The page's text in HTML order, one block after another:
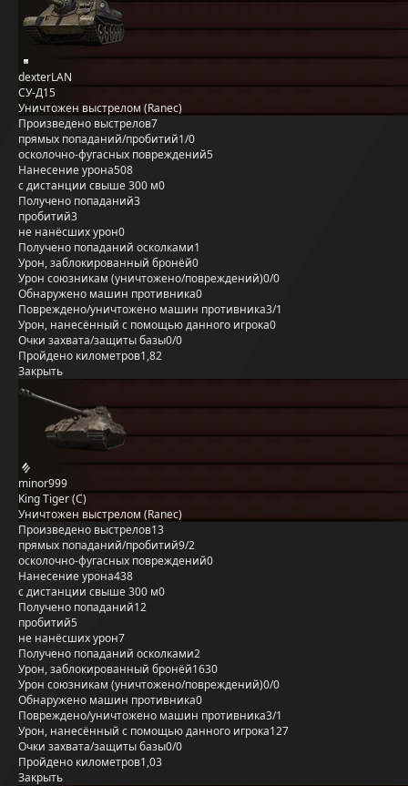
dexterLAN
СУ-Д15
Уничтожен выстрелом (Ranec)
Произведено выстрелов7
прямых попаданий/пробитий1/0
осколочно-фугасных повреждений5
Нанесение урона508
с дистанции свыше 300 м0
Получено попаданий3
пробитий3
не нанёсших урон0
Получено попаданий осколками1
Урон, заблокированный бронёй0
Урон союзникам (уничтожено/повреждений)0/0
Обнаружено машин противника0
Повреждено/уничтожено машин противника3/1
Урон, нанесённый с помощью данного игрока0
Очки захвата/защиты базы0/0
Пройдено километров1,82
Закрыть
minor999
King Tiger (C)
Уничтожен выстрелом (Ranec)
Произведено выстрелов13
прямых попаданий/пробитий9/2
осколочно-фугасных повреждений0
Нанесение урона438
с дистанции свыше 300 м0
Получено попаданий12
пробитий5
не нанёсших урон7
Получено попаданий осколками2
Урон, заблокированный бронёй1630
Урон союзникам (уничтожено/повреждений)0/0
Обнаружено машин противника0
Повреждено/уничтожено машин противника3/1
Урон, нанесённый с помощью данного игрока127
Очки захвата/защиты базы0/0
Пройдено километров1,03
Закрыть